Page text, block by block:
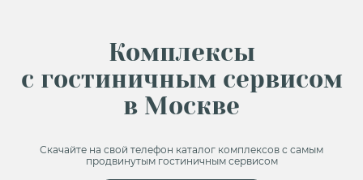
Комплексы
с гостиничным сервисом
в Москве
Скачайте на свой телефон каталог комплексов с самым
продвинутым гостиничным сервисом